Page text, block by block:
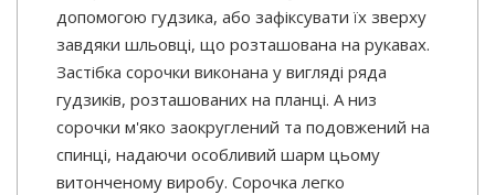
допомогою гудзика, або зафіксувати їх зверху
завдяки шльовці, що розташована на рукавах.
Застібка сорочки виконана у вигляді ряда
гудзиків, розташованих на планці. А низ
сорочки м'яко заокруглений та подовжений на
спинці, надаючи особливий шарм цьому
витонченому виробу. Сорочка легко